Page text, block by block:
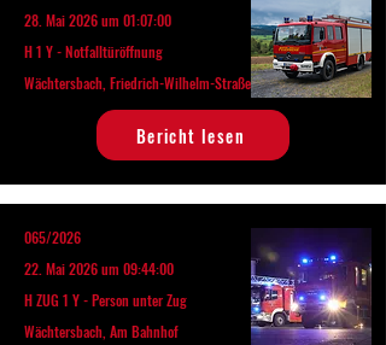
28. Mai 2026 um 01:07:00
H 1 Y - Notfalltüröffnung
Wächtersbach, Friedrich-Wilhelm-Straße
Bericht lesen
065/2026
22. Mai 2026 um 09:44:00
H ZUG 1 Y - Person unter Zug
Wächtersbach, Am Bahnhof